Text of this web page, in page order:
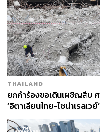
THAILAND
ยกคำร้องขอเดินเผชิญสืบ
‘อิตาเลียนไทย-ไชน่าเรลเ
ตึก สตง. ถล่ม